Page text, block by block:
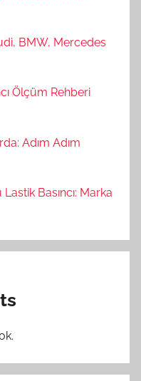
BMW, Mercedes
Ölçüm Rehberi
Adım Adım
Basıncı: Marka